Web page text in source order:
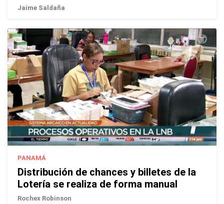
Jaime Saldaña
PANAMÁ
Distribución de chances y billetes de la
Lotería se realiza de forma manual
Rochex Robinson